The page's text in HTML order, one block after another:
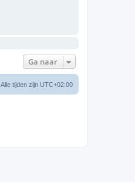
Ga naar
Alle tijden zijn UTC+02:00